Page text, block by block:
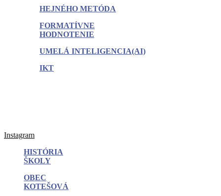
HEJNÉHO METÓDA
FORMATÍVNE
HODNOTENIE
UMELÁ INTELIGENCIA(AI)
IKT
Instagram
HISTÓRIA
ŠKOLY
OBEC
KOTEŠOVÁ